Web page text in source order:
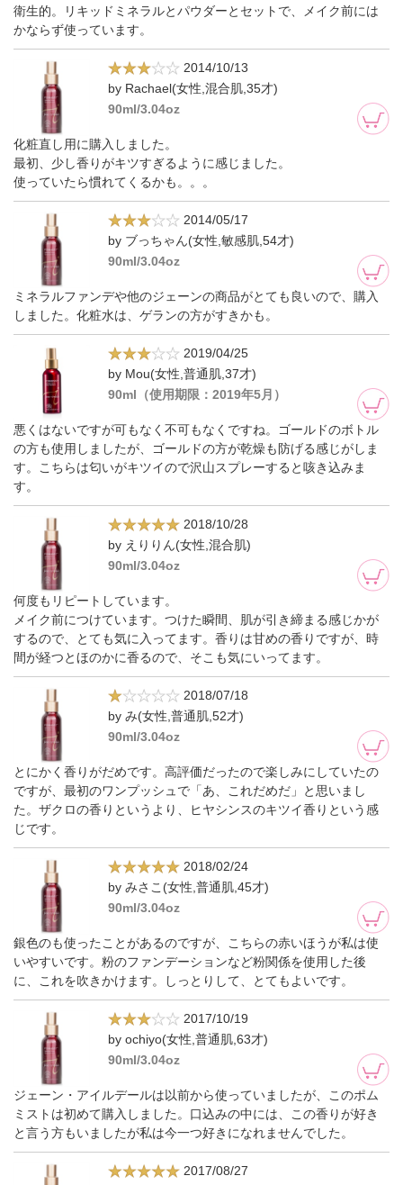
衛生的。リキッドミネラルとパウダーとセットで、メイク前には
かならず使っています。
2014/10/13
by Rachael(女性,混合肌,35才)
90ml/3.04oz
化粧直し用に購入しました。
最初、少し香りがキツすぎるように感じました。
使っていたら慣れてくるかも。。。
2014/05/17
by ブっちゃん(女性,敏感肌,54才)
90ml/3.04oz
ミネラルファンデや他のジェーンの商品がとても良いので、購入
しました。化粧水は、ゲランの方がすきかも。
2019/04/25
by Mou(女性,普通肌,37才)
90ml（使用期限：2019年5月）
悪くはないですが可もなく不可もなくですね。ゴールドのボトル
の方も使用しましたが、ゴールドの方が乾燥も防げる感じがしま
す。こちらは匂いがキツイので沢山スプレーすると咳き込みま
す。
2018/10/28
by えりりん(女性,混合肌)
90ml/3.04oz
何度もリピートしています。
メイク前につけています。つけた瞬間、肌が引き締まる感じかが
するので、とても気に入ってます。香りは甘めの香りですが、時
間が経つとほのかに香るので、そこも気にいってます。
2018/07/18
by み(女性,普通肌,52才)
90ml/3.04oz
とにかく香りがだめです。高評価だったので楽しみにしていたの
ですが、最初のワンプッシュで「あ、これだめだ」と思いまし
た。ザクロの香りというより、ヒヤシンスのキツイ香りという感
じです。
2018/02/24
by みさこ(女性,普通肌,45才)
90ml/3.04oz
銀色のも使ったことがあるのですが、こちらの赤いほうが私は使
いやすいです。粉のファンデーションなど粉関係を使用した後
に、これを吹きかけます。しっとりして、とてもよいです。
2017/10/19
by ochiyo(女性,普通肌,63才)
90ml/3.04oz
ジェーン・アイルデールは以前から使っていましたが、このポム
ミストは初めて購入しました。口込みの中には、この香りが好き
と言う方もいましたが私は今一つ好きになれませんでした。
2017/08/27